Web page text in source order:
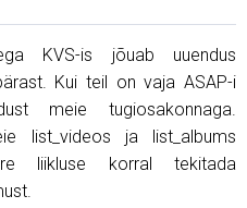
KVS-is jõuab uuendus
Kui teil on vaja ASAP-i
meie tugiosakonnaga.
list_videos ja list_albums
liikluse korral tekitada